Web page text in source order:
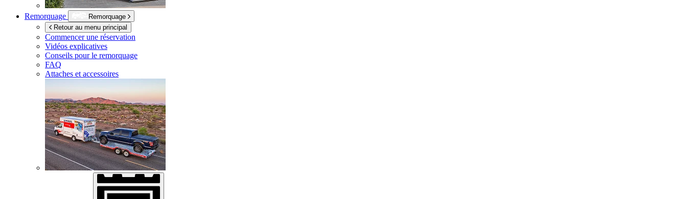
Remorquage
Remorquage
Retour au menu principal
Commencer une réservation
Vidéos explicatives
Conseils pour le remorquage
FAQ
Attaches et accessoires